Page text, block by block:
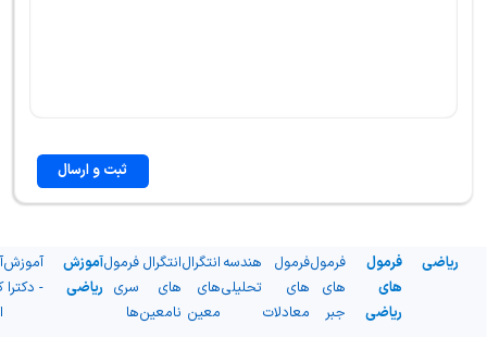
ثبت و ارسال
ریاضی
فرمول
های
ریاضی
فرمول
های
جبر
فرمول
های
معادلات
هندسه
تحلیلی
انتگرال
های
معین
انتگرال
های
نامعین
فرمول
سری
ها
آموزش
ریاضی
آموزش
- دکترا